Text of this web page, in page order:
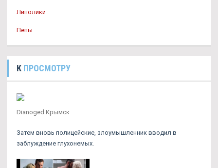
Липолики
Пепы
К ПРОСМОТРУ
Dianoged Крымск
Затем вновь полицейские, злоумышленник вводил в
заблуждение глухонемых.